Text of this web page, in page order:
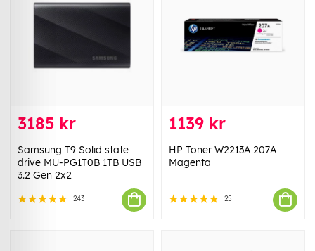
3185 kr
Samsung T9 Solid state
drive MU-PG1T0B 1TB USB
3.2 Gen 2x2
243
1139 kr
HP Toner W2213A 207A
Magenta
25